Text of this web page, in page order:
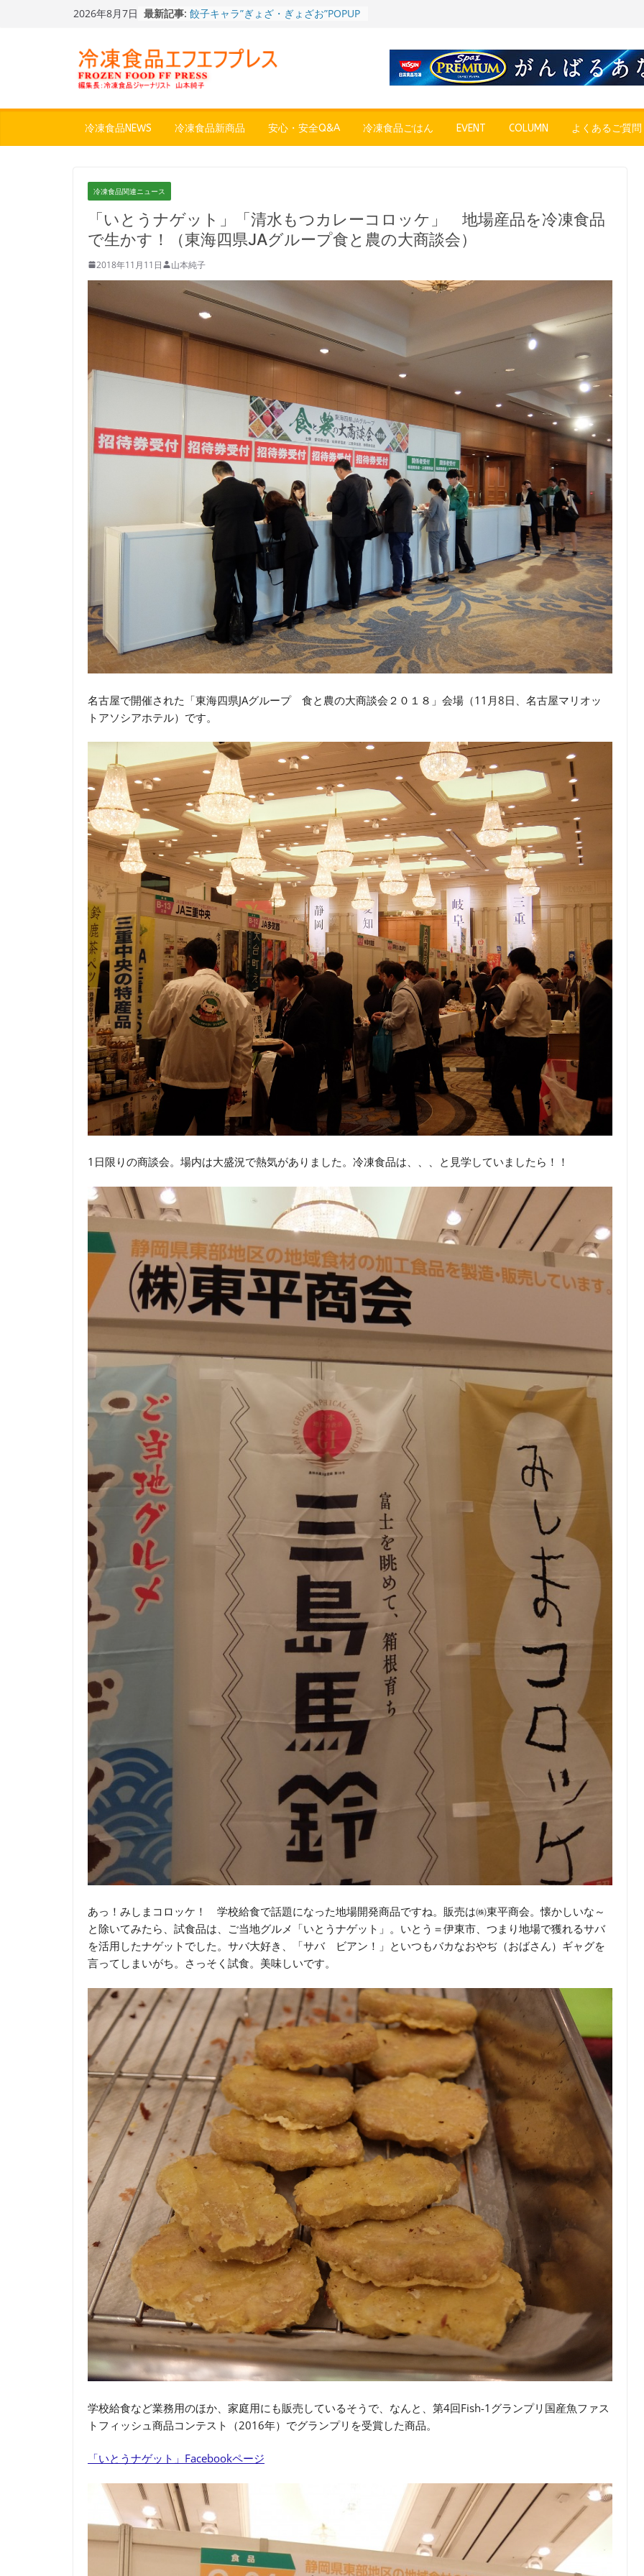
2026年8月7日 最新記事: 餃子キャラ”ぎょざ・ぎょざお”POPUP
「CHEESE WONDER」5周年～夏に限
定さわやかフレーバー「CHEESE
WONDER YELLOW」復刻発売中
どん兵衛 大盛 きつねうどん」
「同 肉うどん」
冷凍ワンプレート№1のニップン、9月
から新ブランド『ニップン、彩りごは
ん。』～”おいしさ”をアピール
冷凍食品NEWS 冷凍食品新商品 安心・安全Q&A 冷凍食品ごはん EVENT COLUMN よくあるご質問
冷凍食品関連ニュース
「いとうナゲット」「清水もつカレーコロッケ」 地場産品を冷凍食品
で生かす！（東海四県JAグループ食と農の大商談会）
2018年11月11日 山本純子
名古屋で開催された「東海四県JAグループ 食と農の大商談会２０１８」会場（11月8日、名古屋マリオッ
トアソシアホテル）です。
1日限りの商談会。場内は大盛況で熱気がありました。冷凍食品は、、、と見学していましたら！！
あっ！みしまコロッケ！ 学校給食で話題になった地場開発商品ですね。販売は㈱東平商会。懐かしいな～
と除いてみたら、試食品は、ご当地グルメ「いとうナゲット」。いとう＝伊東市、つまり地場で獲れるサバ
を活用したナゲットでした。サバ大好き、「サバ ビアン！」といつもバカなおやぢ（おばさん）ギャグを
言ってしまいがち。さっそく試食。美味しいです。
学校給食など業務用のほか、家庭用にも販売しているそうで、なんと、第4回Fish-1グランプリ国産魚ファス
トフィッシュ商品コンテスト（2016年）でグランプリを受賞した商品。
「いとうナゲット」Facebookページ